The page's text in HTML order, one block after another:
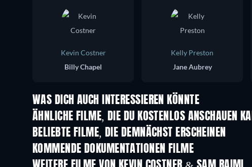
Kevin Costner
Billy Chapel
Kelly Preston
Jane Aubrey
WAS DICH AUCH INTERESSIEREN KÖNNTE
ÄHNLICHE FILME, DIE DU KOSTENLOS ANSCHAUEN
BELIEBTE FILME, DIE DEMNÄCHST ERSCHEINEN
KOMMENDE DOKUMENTATIONEN FILME
Jean-Paul Goude : le voleur de
couleurs